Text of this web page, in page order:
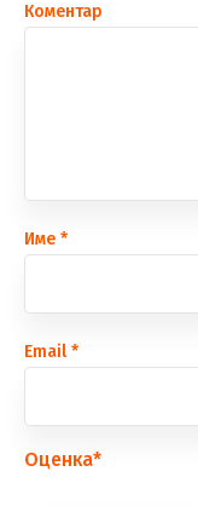
Коментар
Име *
Еmail *
Оценка*